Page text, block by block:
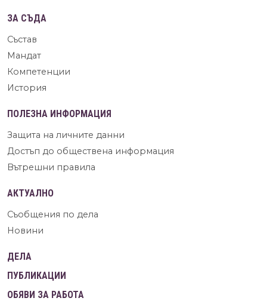
ЗА СЪДА
Състав
Мандат
Компетенции
История
ПОЛЕЗНА ИНФОРМАЦИЯ
Защита на личните данни
Достъп до обществена информация
Вътрешни правила
АКТУАЛНО
Съобщения по дела
Новини
ДЕЛА
ПУБЛИКАЦИИ
ОБЯВИ ЗА РАБОТА